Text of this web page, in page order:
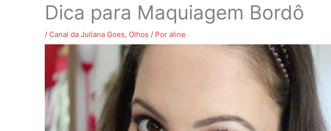
Dica para Maquiagem Bordô
/ Canal da Juliana Goes, Olhos / Por aline